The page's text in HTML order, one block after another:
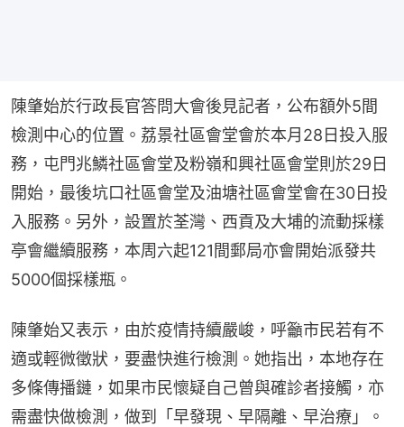
陳肇始於行政長官答問大會後見記者，公布額外5間
檢測中心的位置。荔景社區會堂會於本月28日投入服
務，屯門兆鱗社區會堂及粉嶺和興社區會堂則於29日
開始，最後坑口社區會堂及油塘社區會堂會在30日投
入服務。另外，設置於荃灣、西貢及大埔的流動採樣
亭會繼續服務，本周六起121間郵局亦會開始派發共
5000個採樣瓶。
陳肇始又表示，由於疫情持續嚴峻，呼籲市民若有不
適或輕微徵狀，要盡快進行檢測。她指出，本地存在
多條傳播鏈，如果市民懷疑自己曾與確診者接觸，亦
需盡快做檢測，做到「早發現、早隔離、早治療」。